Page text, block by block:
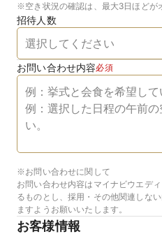
※空き状況の確認は、最大3日ほどが
招待人数
お問い合わせ内容必須
※お問い合わせに関して
お問い合わせ内容はマイナビウエデ
るものとし、採用・その他関連しな
ますようお願いいたします。
お客様情報